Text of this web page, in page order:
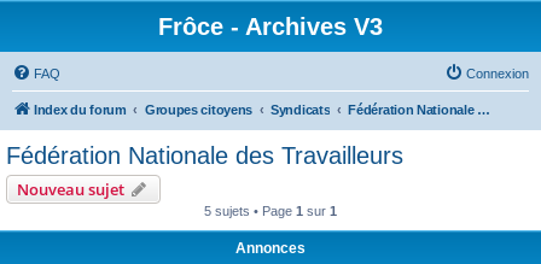
Frôce - Archives V3
FAQ Connexion
Index du forum Groupes citoyens Syndicats Fédération Nationale des Travailleurs
Fédération Nationale des Travailleurs
Nouveau sujet
5 sujets • Page 1 sur 1
Annonces